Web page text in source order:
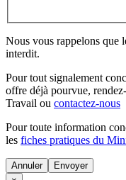
Nous vous rappelons que
interdit.
Pour tout signalement
offre déjà pourvue,
Travail ou contactez-nous
Pour toute information
les fiches pratiques du
Annuler